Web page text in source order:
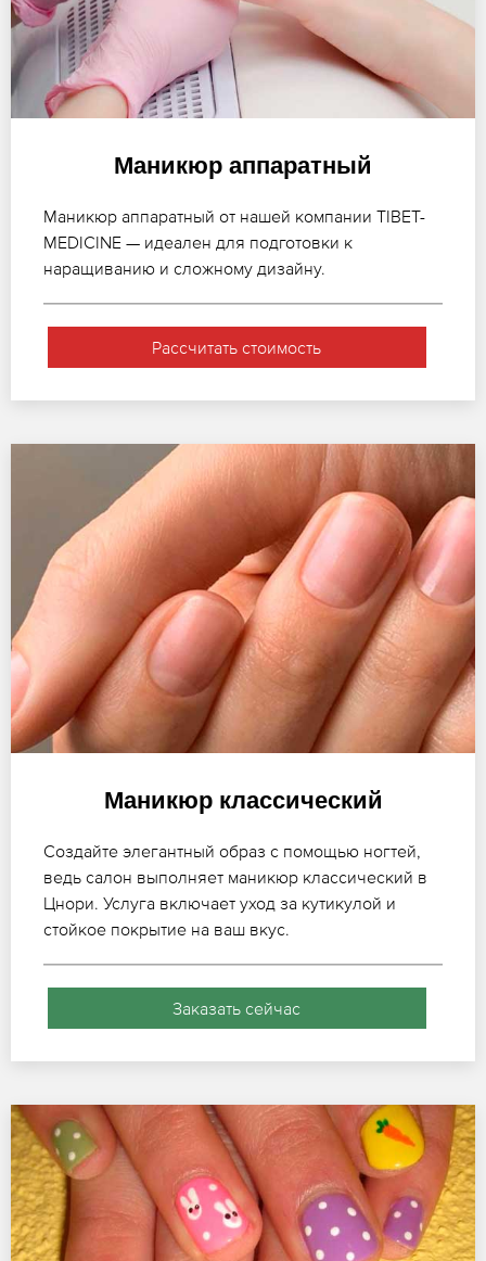
Маникюр аппаратный
Маникюр аппаратный от нашей компании TIBET-
MEDICINE — идеален для подготовки к
наращиванию и сложному дизайну.
Рассчитать стоимость
Маникюр классический
Создайте элегантный образ с помощью ногтей,
ведь салон выполняет маникюр классический в
Цнори. Услуга включает уход за кутикулой и
стойкое покрытие на ваш вкус.
Заказать сейчас